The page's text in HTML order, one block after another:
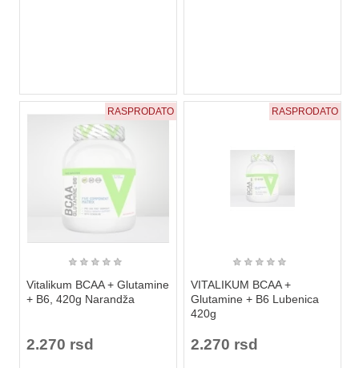
RASPRODATO
★ ★ ★ ★ ★
Vitalikum BCAA + Glutamine
+ B6, 420g Narandža
2.270 rsd
RASPRODATO
★ ★ ★ ★ ★
VITALIKUM BCAA +
Glutamine + B6 Lubenica
420g
2.270 rsd